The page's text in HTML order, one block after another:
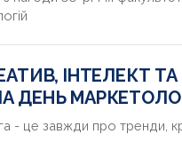
ІНТЕЛЕКТ
ДЕНЬ
- це завжди про тренди,